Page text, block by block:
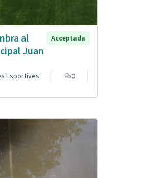
al
Juan
Acceptada
Esportives
0